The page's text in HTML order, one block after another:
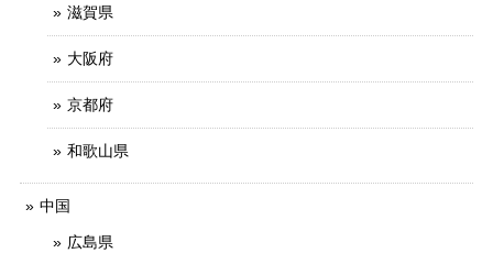
滋賀県
大阪府
京都府
和歌山県
中国
広島県